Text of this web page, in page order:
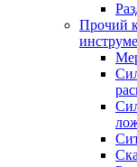
Прочий